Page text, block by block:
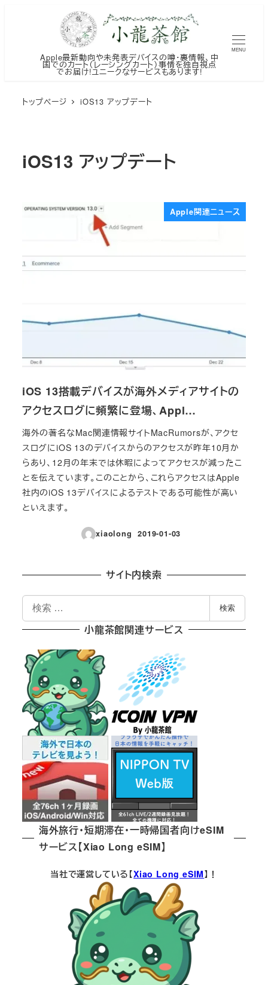
Apple最新動向や未発表デバイスの噂・裏情報、中
国でのカート（レーシングカート）事情を独自視点
でお届け!ユニークなサービスもあります!
MENU
トップページ iOS13 アップデート
iOS13 アップデート
Apple関連ニュース
iOS 13搭載デバイスが海外メディアサイトの
アクセスログに頻繁に登場、Appl…
海外の著名なMac関連情報サイトMacRumorsが、アクセ
スログにiOS 13のデバイスからのアクセスが昨年10月か
らあり、12月の年末では休暇によってアクセスが減ったこ
とを伝えています。このことから、これらアクセスはApple
社内のiOS 13デバイスによるテストである可能性が高い
といえます。
xiaolong
投稿日
2019-01-03
サイト内検索
検
索
検索
小龍茶館関連サービス
海外旅行・短期滞在・一時帰国者向けeSIM
サービス【Xiao Long eSIM】
当社で運営している【Xiao Long eSIM】！